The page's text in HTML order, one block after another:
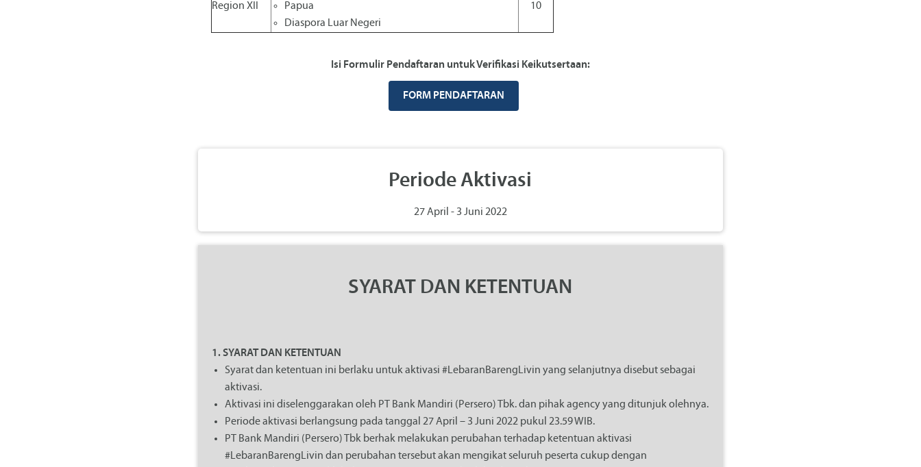
Region XII
Papua
Diaspora Luar Negeri
10
Isi Formulir Pendaftaran untuk Verifikasi Keikutsertaan:
FORM PENDAFTARAN
Periode Aktivasi
27 April - 3 Juni 2022
SYARAT DAN KETENTUAN
1. SYARAT DAN KETENTUAN
Syarat dan ketentuan ini berlaku untuk aktivasi #LebaranBarengLivin yang selanjutnya disebut sebagai
aktivasi.
Aktivasi ini diselenggarakan oleh PT Bank Mandiri (Persero) Tbk. dan pihak agency yang ditunjuk olehnya.
Periode aktivasi berlangsung pada tanggal 27 April – 3 Juni 2022 pukul 23.59 WIB.
PT Bank Mandiri (Persero) Tbk berhak melakukan perubahan terhadap ketentuan aktivasi
#LebaranBarengLivin dan perubahan tersebut akan mengikat seluruh peserta cukup dengan